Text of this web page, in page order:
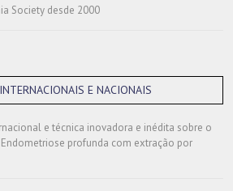
Society desde 2000
E NACIONAIS
e técnica inovadora e inédita sobre o
profunda com extração por